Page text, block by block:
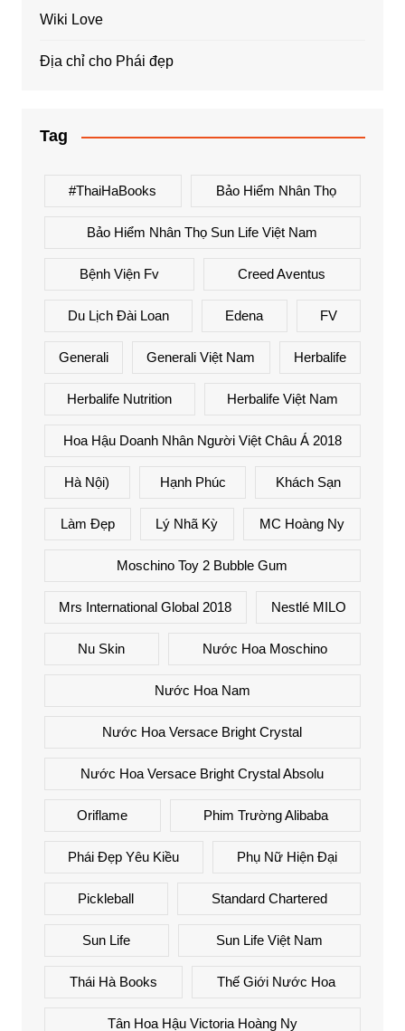
Wiki Love
Địa chỉ cho Phái đẹp
Tag
#ThaiHaBooks Bảo Hiểm Nhân Thọ
Bảo Hiểm Nhân Thọ Sun Life Việt Nam
Bệnh Viện Fv Creed Aventus
Du Lịch Đài Loan Edena FV
Generali Generali Việt Nam Herbalife
Herbalife Nutrition Herbalife Việt Nam
Hoa Hậu Doanh Nhân Người Việt Châu Á 2018
Hà Nội) Hạnh Phúc Khách Sạn
Làm Đẹp Lý Nhã Kỳ MC Hoàng Ny
Moschino Toy 2 Bubble Gum
Mrs International Global 2018 Nestlé MILO
Nu Skin Nước Hoa Moschino
Nước Hoa Nam
Nước Hoa Versace Bright Crystal
Nước Hoa Versace Bright Crystal Absolu
Oriflame Phim Trường Alibaba
Phái Đẹp Yêu Kiều Phụ Nữ Hiện Đại
Pickleball Standard Chartered
Sun Life Sun Life Việt Nam
Thái Hà Books Thế Giới Nước Hoa
Tân Hoa Hậu Victoria Hoàng Ny